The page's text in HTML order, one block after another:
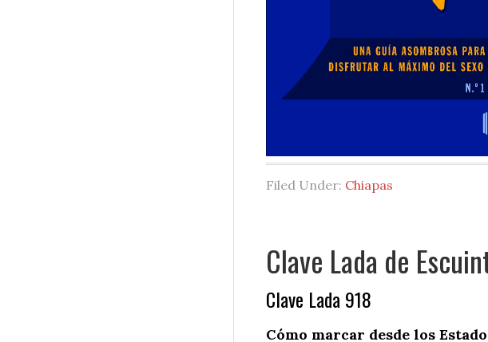
Filed Under: Chiapas
Clave Lada de
Clave Lada 918
Cómo marcar desde los